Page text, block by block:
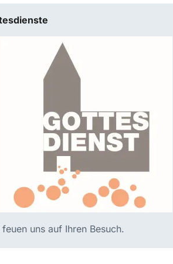
uns auf Ihren Besuch.